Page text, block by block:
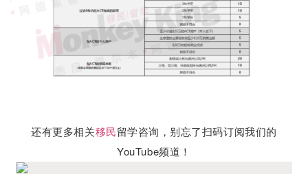
还有更多相关移民留学咨询，别忘了扫码订阅我们的
YouTube频道！